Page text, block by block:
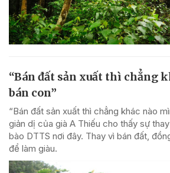
“Bán đất sản xuất thì chẳng
bán con”
“Bán đất sản xuất thì chẳng khác nào
giản dị của già A Thiếu cho thấy sự
bào DTTS nơi đây. Thay vì bán đất,
để làm giàu.